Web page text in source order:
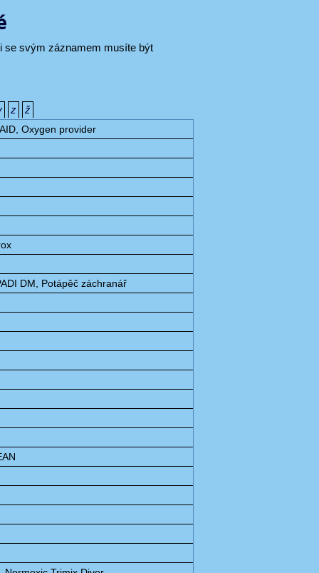
se svým záznamem musíte být
z
ž
Oxygen provider
DM, Potápěč záchranář